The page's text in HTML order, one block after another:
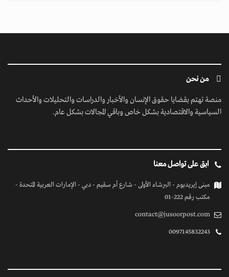
من نحن
منصة تهتم بقضايا حقوق الإنسان والأخبار والدراسات والتحليلات والأحداث
السياسية والاقتصادية بشكل خاص وباقي المجالات بشكل عام.
ابق على تواصل معنا
مبنى إيريديوم - البرشاء الأولى - شارع أم سقيم - دبي - الإمارات العربية المتحدة -
مكتب رقم 222-01
contact@jusoorpost.com
0097145832243